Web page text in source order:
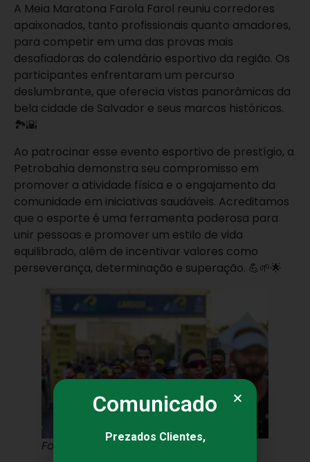
A Meia Maratona Farola Farol reuniu corredores
apaixonados, tanto profissionais quanto amadores,
para competir em uma das provas mais
desafiadoras do calendário esportivo da região. Os
participantes enfrentaram um percurso
deslumbrante, que oferecia vistas panorâmicas da
bela cidade de Salvador e seus marcos históricos.
🏞🌇
Ao patrocinar esse evento esportivo de prestígio, a
Petrobahia demonstra seu compromisso em
promover a atividade física e o engajamento da
comunidade em iniciativas saudáveis. Acreditamos
que o esporte é uma ferramenta poderosa para
unir pessoas e promover um estilo de vida
equilibrado, além de incentivar valores como
perseverança, determinação e superação. 💪🌱🌟
Foto: Tríade
Comunicado
Prezados Clientes,